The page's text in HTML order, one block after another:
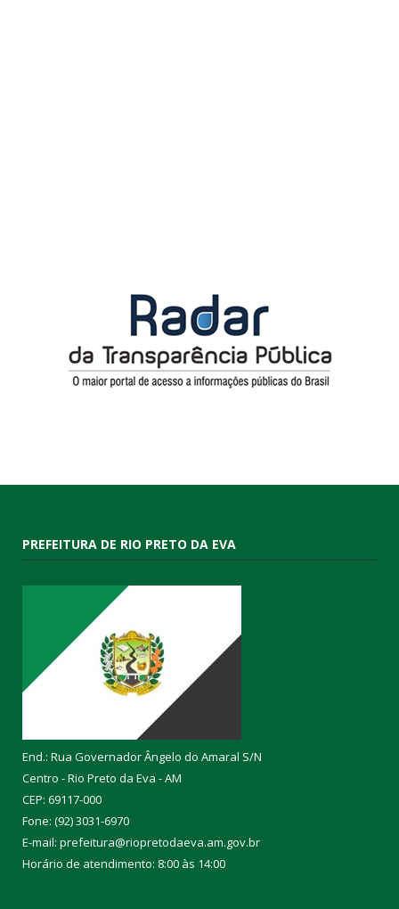
PREFEITURA DE RIO PRETO DA EVA
End.: Rua Governador Ângelo do Amaral S/N
Centro - Rio Preto da Eva - AM
CEP: 69117-000
Fone: (92) 3031-6970
E-mail: prefeitura@riopretodaeva.am.gov.br
Horário de atendimento: 8:00 às 14:00